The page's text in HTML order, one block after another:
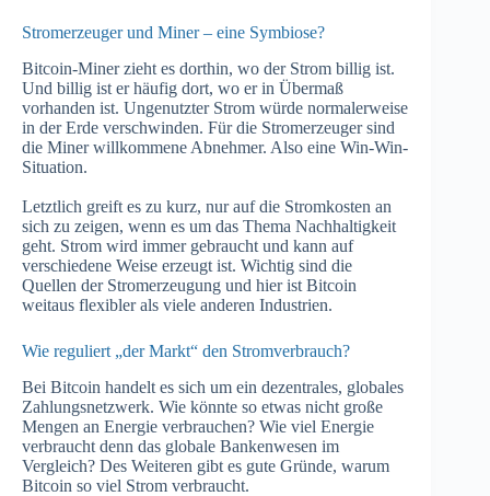
Stromerzeuger und Miner – eine Symbiose?
Bitcoin-Miner zieht es dorthin, wo der Strom billig ist.
Und billig ist er häufig dort, wo er in Übermaß
vorhanden ist. Ungenutzter Strom würde normalerweise
in der Erde verschwinden. Für die Stromerzeuger sind
die Miner willkommene Abnehmer. Also eine Win-Win-
Situation.
Letztlich greift es zu kurz, nur auf die Stromkosten an
sich zu zeigen, wenn es um das Thema Nachhaltigkeit
geht. Strom wird immer gebraucht und kann auf
verschiedene Weise erzeugt ist. Wichtig sind die
Quellen der Stromerzeugung und hier ist Bitcoin
weitaus flexibler als viele anderen Industrien.
Wie reguliert „der Markt“ den Stromverbrauch?
Bei Bitcoin handelt es sich um ein dezentrales, globales
Zahlungsnetzwerk. Wie könnte so etwas nicht große
Mengen an Energie verbrauchen? Wie viel Energie
verbraucht denn das globale Bankenwesen im
Vergleich? Des Weiteren gibt es gute Gründe, warum
Bitcoin so viel Strom verbraucht.